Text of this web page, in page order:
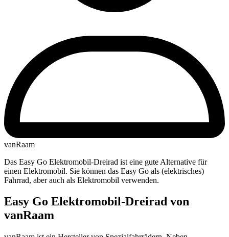
vanRaam
Das Easy Go Elektromobil-Dreirad ist eine gute Alternative für
einen Elektromobil. Sie können das Easy Go als (elektrisches)
Fahrrad, aber auch als Elektromobil verwenden. ​
Easy Go Elektromobil-Dreirad von
vanRaam